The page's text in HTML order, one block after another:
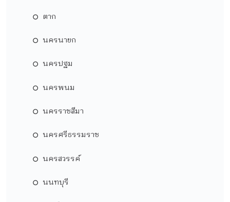
ตาก
นครนายก
นครปฐม
นครพนม
นครราชสีมา
นครศรีธรรมราช
นครสวรรค์
นนทบุรี